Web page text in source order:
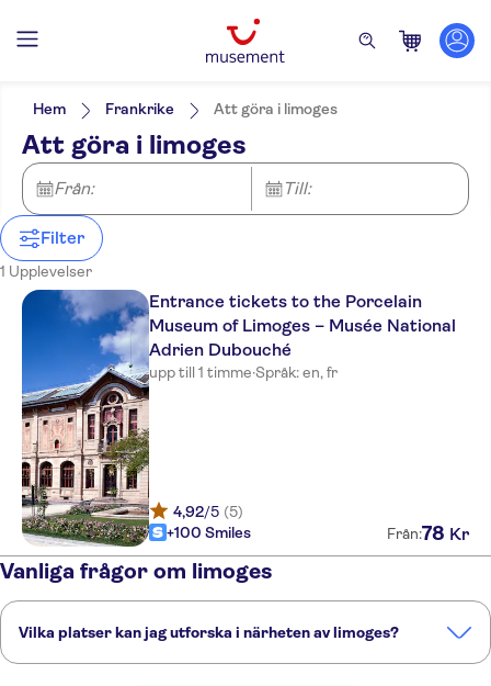
Filters
NO-PICKUP
Alternativ
Omedelbar bekräftelse
Attraktioner & guidade rundturer
Språk på utflykten
Hem Frankrike Att göra i limoges
Att göra i limoges
Från: Till:
Filter
1 Upplevelser
Entrance tickets to the Porcelain
Museum of Limoges – Musée National
Adrien Dubouché
upp till 1 timme·Språk: en, fr
4,92/5 (5)
+100 Smiles
Från:78 Kr
Vanliga frågor om limoges
Vilka platser kan jag utforska i närheten av limoges?